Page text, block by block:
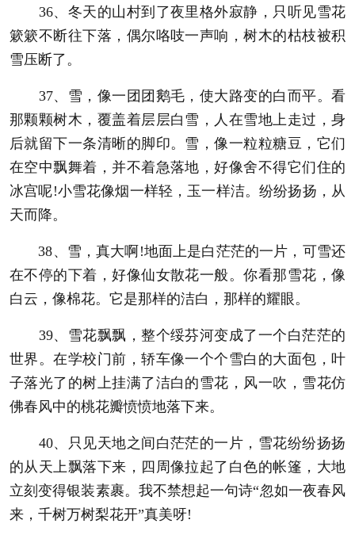
36、冬天的山村到了夜里格外寂静，只听见雪花
簌簌不断往下落，偶尔咯吱一声响，树木的枯枝被积
雪压断了。
37、雪，像一团团鹅毛，使大路变的白而平。看
那颗颗树木，覆盖着层层白雪，人在雪地上走过，身
后就留下一条清晰的脚印。雪，像一粒粒糖豆，它们
在空中飘舞着，并不着急落地，好像舍不得它们住的
冰宫呢!小雪花像烟一样轻，玉一样洁。纷纷扬扬，从
天而降。
38、雪，真大啊!地面上是白茫茫的一片，可雪还
在不停的下着，好像仙女散花一般。你看那雪花，像
白云，像棉花。它是那样的洁白，那样的耀眼。
39、雪花飘飘，整个绥芬河变成了一个白茫茫的
世界。在学校门前，轿车像一个个雪白的大面包，叶
子落光了的树上挂满了洁白的雪花，风一吹，雪花仿
佛春风中的桃花瓣愤愤地落下来。
40、只见天地之间白茫茫的一片，雪花纷纷扬扬
的从天上飘落下来，四周像拉起了白色的帐篷，大地
立刻变得银装素裹。我不禁想起一句诗“忽如一夜春风
来，千树万树梨花开”真美呀!